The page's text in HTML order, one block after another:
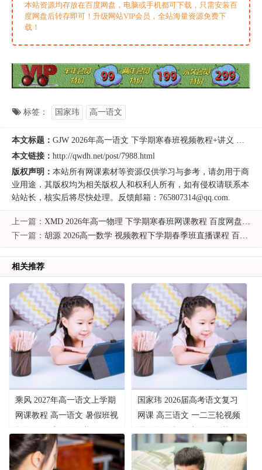
本站资源均存放在百度网盘，电脑或手机都可下载，只需安装百
度网盘后转存即可！升级网站VIP会员，全站海量资源免费下
载！
标签： 国家玮 高一语文
本文标题： GJW 2026年高一语文 下学期寒春班视频教程+讲义 百度网盘下载
本文链接： http://qwdh.net/post/7988.html
版权声明： 本站所有网课素材等资源仅供学习与参考，请勿用于商
业用途，其版权均为相关版权人和权利人所有，如有侵权请联系本
站站长，核实后将尽快处理。反馈邮箱：765807314@qq.com.
上一篇： XMD 2026年高一物理 下学期寒春班网课教程 百度网盘下载
下一篇： 胡源 2026高一数学 视频教程下学期春季班直播课程 百度网盘下载
相关推荐
乘风 2027年高一语文上学期
网课教程 高一语文 暑假班视
国家玮 2026届高考语文复习
网课 高三语文 一二三轮视频